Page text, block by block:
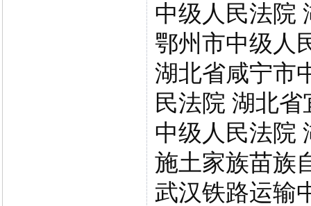
中级人民法院
鄂州市中级人
湖北省咸宁市
民法院 湖北
中级人民法院
施土家族苗族
武汉铁路运输